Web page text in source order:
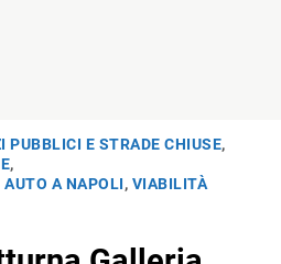
PUBBLICI E STRADE CHIUSE,
,
AUTO A NAPOLI, VIABILITÀ